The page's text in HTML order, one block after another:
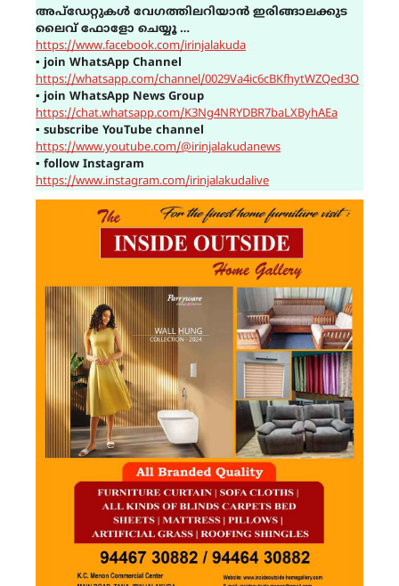
അപ്ഡേറ്റുകൾ വേഗത്തിലറിയാൻ ഇരിങ്ങാലക്കുട
ലൈവ് ഫോളോ ചെയ്യൂ …
https://www.facebook.com/irinjalakuda
▪ join WhatsApp Channel
https://whatsapp.com/channel/0029Va4ic6cBKfhytWZQed3O
▪ join WhatsApp News Group
https://chat.whatsapp.com/K3Ng4NRYDBR7baLXByhAEa
▪ subscribe YouTube channel
https://www.youtube.com/@irinjalakudanews
▪ follow Instagram
https://www.instagram.com/irinjalakudalive